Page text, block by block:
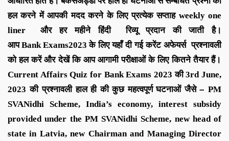
हल करने में आपकी मदद करने के लिएप्रत्येक सप्ताह weekly one
linerऔर हर महीनेहिंदी रिव्यूप्रदान की जाती है।
आपBankExams2023के लिए यहाँ दी गई करेंट अफेयर्स प्रश्नावली
को हल करें और देखें कि आप आगामी परीक्षाओं के लिए कितने तैयार हैं।
Current Affairs Quiz for Bank Exams 2023की3rd June,
2023कीप्रश्नावली हाल ही की कुछ महत्वपूर्ण घटनाओं जैसे–PM
SVANidhi Scheme, India’s economy, interest subsidy
provided under the PM SVANidhi Scheme, new head of
state in Latvia, new Chairman and Managing Director